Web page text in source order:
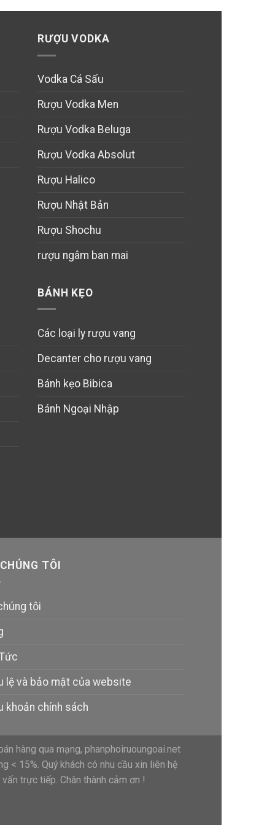
RƯỢU VODKA
Vodka Cá Sấu
Rượu Vodka Men
Rượu Vodka Beluga
Rượu Vodka Absolut
Rượu Halico
Rượu Nhật Bản
Rượu Shochu
rượu ngâm ban mai
BÁNH KẸO
Các loại ly rượu vang
Decanter cho rượu vang
Bánh kẹo Bibica
Bánh Ngoại Nhập
TÔI
tôi
lệ và bảo mật của website
khoản chính sách
hàng qua mạng, phanphoiruoungoai.net
< 15%. Quý khách có nhu cầu xin liên hệ
trực tiếp. Chân thành cảm ơn !